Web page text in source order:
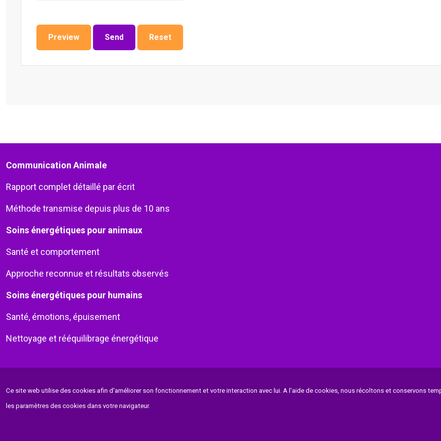
Preview Send Reset
Communication Animale
Rapport complet détaillé par écrit
Méthode transmise depuis plus de 10 ans
Soins énergétiques pour animaux
Santé et comportement
Approche reconnue et résultats observés
Soins énergétiques pour humains
Santé, émotions, épuisement
Nettoyage et rééquilibrage énergétique
Ce site web utilise des cookies afin d'améliorer son fonctionnement et votre interaction avec lui. A l'aide de cookies, nous récoltons et conservons
les paramètres des cookies dans votre navigateur.